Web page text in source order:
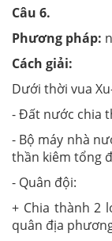
Câu 6.
Phương pháp:
Cách giải:
Dưới thời vua
- Đất nước chia
- Bộ máy nhà
thần kiêm tổng
- Quân đội:
+ Chia thành 2
quân địa